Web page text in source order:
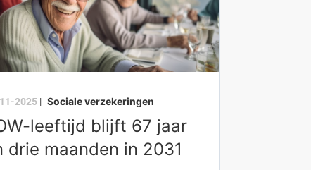
2025| Sociale verzekeringen
leeftijd blijft 67 jaar
drie maanden in 2031